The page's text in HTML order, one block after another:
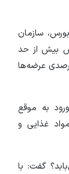
سازمان
بیش از حد
و واسطه‌ها جلوگیری کنیم ضمن اینکه نتیجه این همکاری رشد حدود ۶۰ درصدی عرضه‌ها
به موقع
غذایی و
گفت: با